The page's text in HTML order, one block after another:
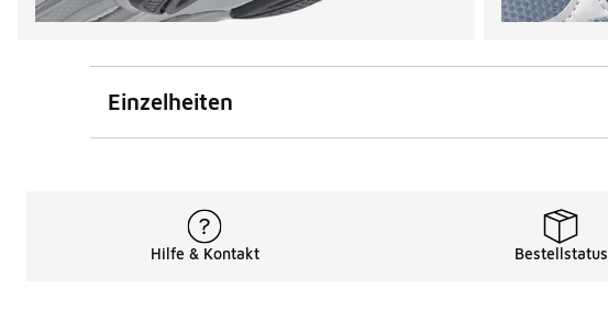
Einzelheiten
Hilfe & Kontakt Bestellstatus